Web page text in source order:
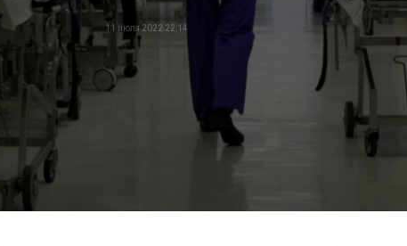
11 июля 2022 22:14